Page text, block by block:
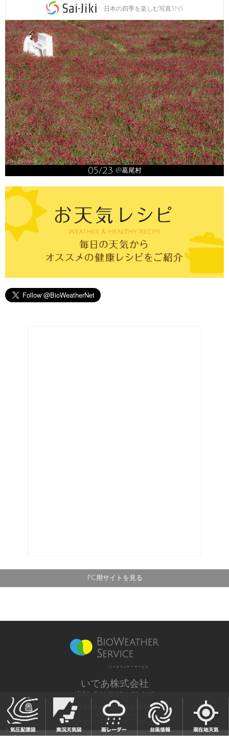
日本の四季を楽しむ写真SNS
05/23 @葛尾村
PC用サイトを見る
バイオウェザーサービス
いであ株式会社
IDEA Consultants, Inc.
気象庁長官予報業務許可 第12号
All Rights Reserved,
Copyright(c) 2003-2021 IDEA Consultants,Inc